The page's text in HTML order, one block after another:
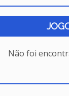
Não foi